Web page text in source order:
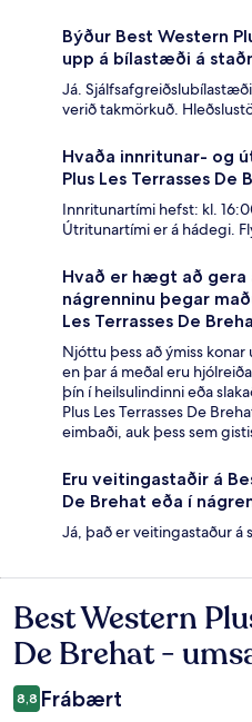
Býður Best Western
upp á bílastæði á
Já.
verið takmörkuð.
Hvaða innritunar- og
Plus Les Terrasses De
Innritunartími hefst: kl.
Útritunartími er á hádegi.
Hvað er hægt að gera
nágrenninu þegar
Les Terrasses De
Njóttu þess að ýmiss
en þar á meðal eru
þín í heilsulindinni eða
Plus Les Terrasses De
eimbaði, auk þess sem
Eru veitingastaðir á
De Brehat eða í
Já, það er veitingastaður á
Umsagnir
Best Western
De Brehat -
8,8 Frábært